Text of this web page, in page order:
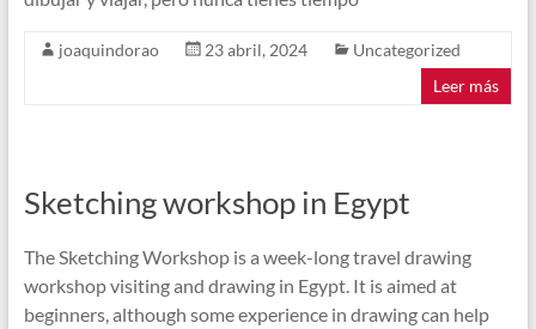
joaquindorao 23 abril, 2024
Uncategorized
Leer más
Sketching workshop in Egypt
The Sketching Workshop is a week-long travel drawing
workshop visiting and drawing in Egypt. It is aimed at
beginners, although some experience in drawing can help